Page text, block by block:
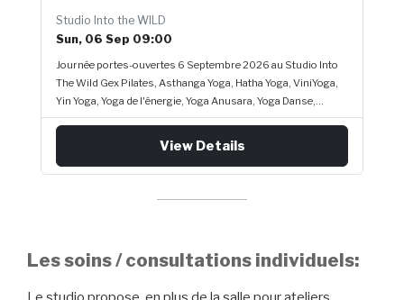
Studio Into the WILD
Sun, 06 Sep 09:00
Journée portes-ouvertes 6 Septembre 2026 au Studio Into
The Wild Gex Pilates, Asthanga Yoga, Hatha Yoga, ViniYoga,
Yin Yoga, Yoga de l'énergie, Yoga Anusara, Yoga Danse,
Fisiodanse, soins individuels (demo) Le studio Into the Wild
Septembre 2026 pour que chacun puisse venir découvrir
gratuitement les cours et les intervenants de la saison
View Details
Les soins / consultations individuels: